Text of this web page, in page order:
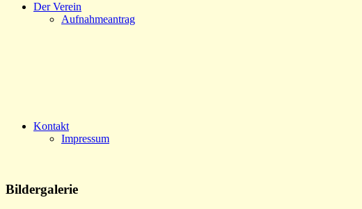
Der Verein
Aufnahmeantrag
Kontakt
Impressum
Bildergalerie